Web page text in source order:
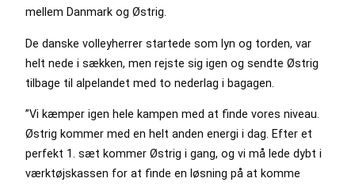
mellem Danmark og Østrig.
De danske volleyherrer startede som lyn og torden, var
helt nede i sækken, men rejste sig igen og sendte Østrig
tilbage til alpelandet med to nederlag i bagagen.
”Vi kæmper igen hele kampen med at finde vores niveau.
Østrig kommer med en helt anden energi i dag. Efter et
perfekt 1. sæt kommer Østrig i gang, og vi må lede dybt i
værktøjskassen for at finde en løsning på at komme